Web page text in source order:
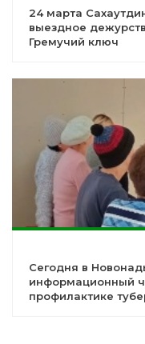
24 марта
выездное
Гремучий ключ
Сегодня в
информационный
профилактике